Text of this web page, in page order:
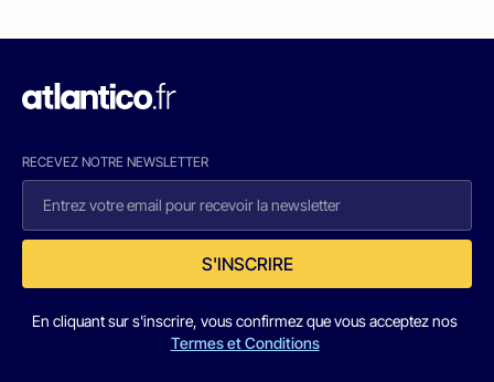
RECEVEZ NOTRE NEWSLETTER
S'INSCRIRE
En cliquant sur s'inscrire, vous confirmez que vous acceptez nos
Termes et Conditions